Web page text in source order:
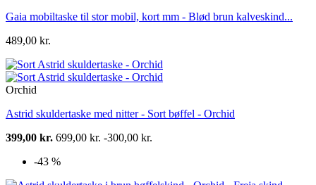
Gaia mobiltaske til stor mobil, kort mm - Blød brun kalveskind...
489,00 kr.
Orchid
Astrid skuldertaske med nitter - Sort bøffel - Orchid
399,00 kr. 699,00 kr. -300,00 kr.
-43 %